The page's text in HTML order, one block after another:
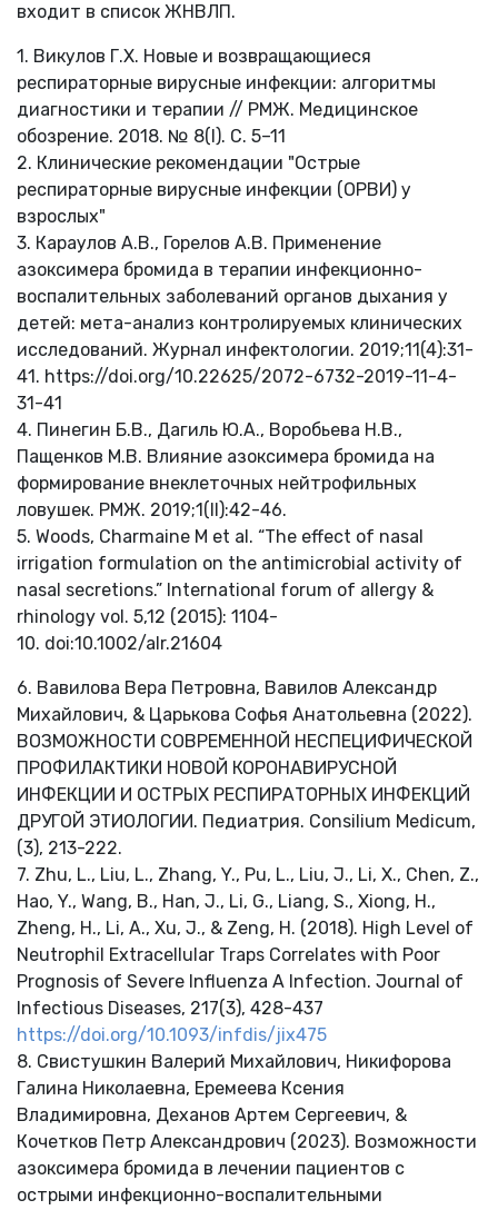
входит в список ЖНВЛП.
1. Викулов Г.Х. Новые и возвращающиеся
респираторные вирусные инфекции: алгоритмы
диагностики и терапии // РМЖ. Медицинское
обозрение. 2018. № 8(I). С. 5–11
2. Клинические рекомендации "Острые
респираторные вирусные инфекции (ОРВИ) у
взрослых"
3. Караулов А.В., Горелов А.В. Применение
азоксимера бромида в терапии инфекционно-
воспалительных заболеваний органов дыхания у
детей: мета-анализ контролируемых клинических
исследований. Журнал инфектологии. 2019;11(4):31-
41. https://doi.org/10.22625/2072-6732-2019-11-4-
31-41
4. Пинегин Б.В., Дагиль Ю.А., Воробьева Н.В.,
Пащенков М.В. Влияние азоксимера бромида на
формирование внеклеточных нейтрофильных
ловушек. РМЖ. 2019;1(II):42-46.
5. Woods, Charmaine M et al. “The effect of nasal
irrigation formulation on the antimicrobial activity of
nasal secretions.” International forum of allergy &
rhinology vol. 5,12 (2015): 1104-
10. doi:10.1002/alr.21604
6. Вавилова Вера Петровна, Вавилов Александр
Михайлович, & Царькова Софья Анатольевна (2022).
ВОЗМОЖНОСТИ СОВРЕМЕННОЙ НЕСПЕЦИФИЧЕСКОЙ
ПРОФИЛАКТИКИ НОВОЙ КОРОНАВИРУСНОЙ
ИНФЕКЦИИ И ОСТРЫХ РЕСПИРАТОРНЫХ ИНФЕКЦИЙ
ДРУГОЙ ЭТИОЛОГИИ. Педиатрия. Consilium Medicum,
(3), 213-222.
7. Zhu, L., Liu, L., Zhang, Y., Pu, L., Liu, J., Li, X., Chen, Z.,
Hao, Y., Wang, B., Han, J., Li, G., Liang, S., Xiong, H.,
Zheng, H., Li, A., Xu, J., & Zeng, H. (2018). High Level of
Neutrophil Extracellular Traps Correlates with Poor
Prognosis of Severe Influenza A Infection. Journal of
Infectious Diseases, 217(3), 428-437
https://doi.org/10.1093/infdis/jix475
8. Свистушкин Валерий Михайлович, Никифорова
Галина Николаевна, Еремеева Ксения
Владимировна, Деханов Артем Сергеевич, &
Кочетков Петр Александрович (2023). Возможности
азоксимера бромида в лечении пациентов с
острыми инфекционно-воспалительными